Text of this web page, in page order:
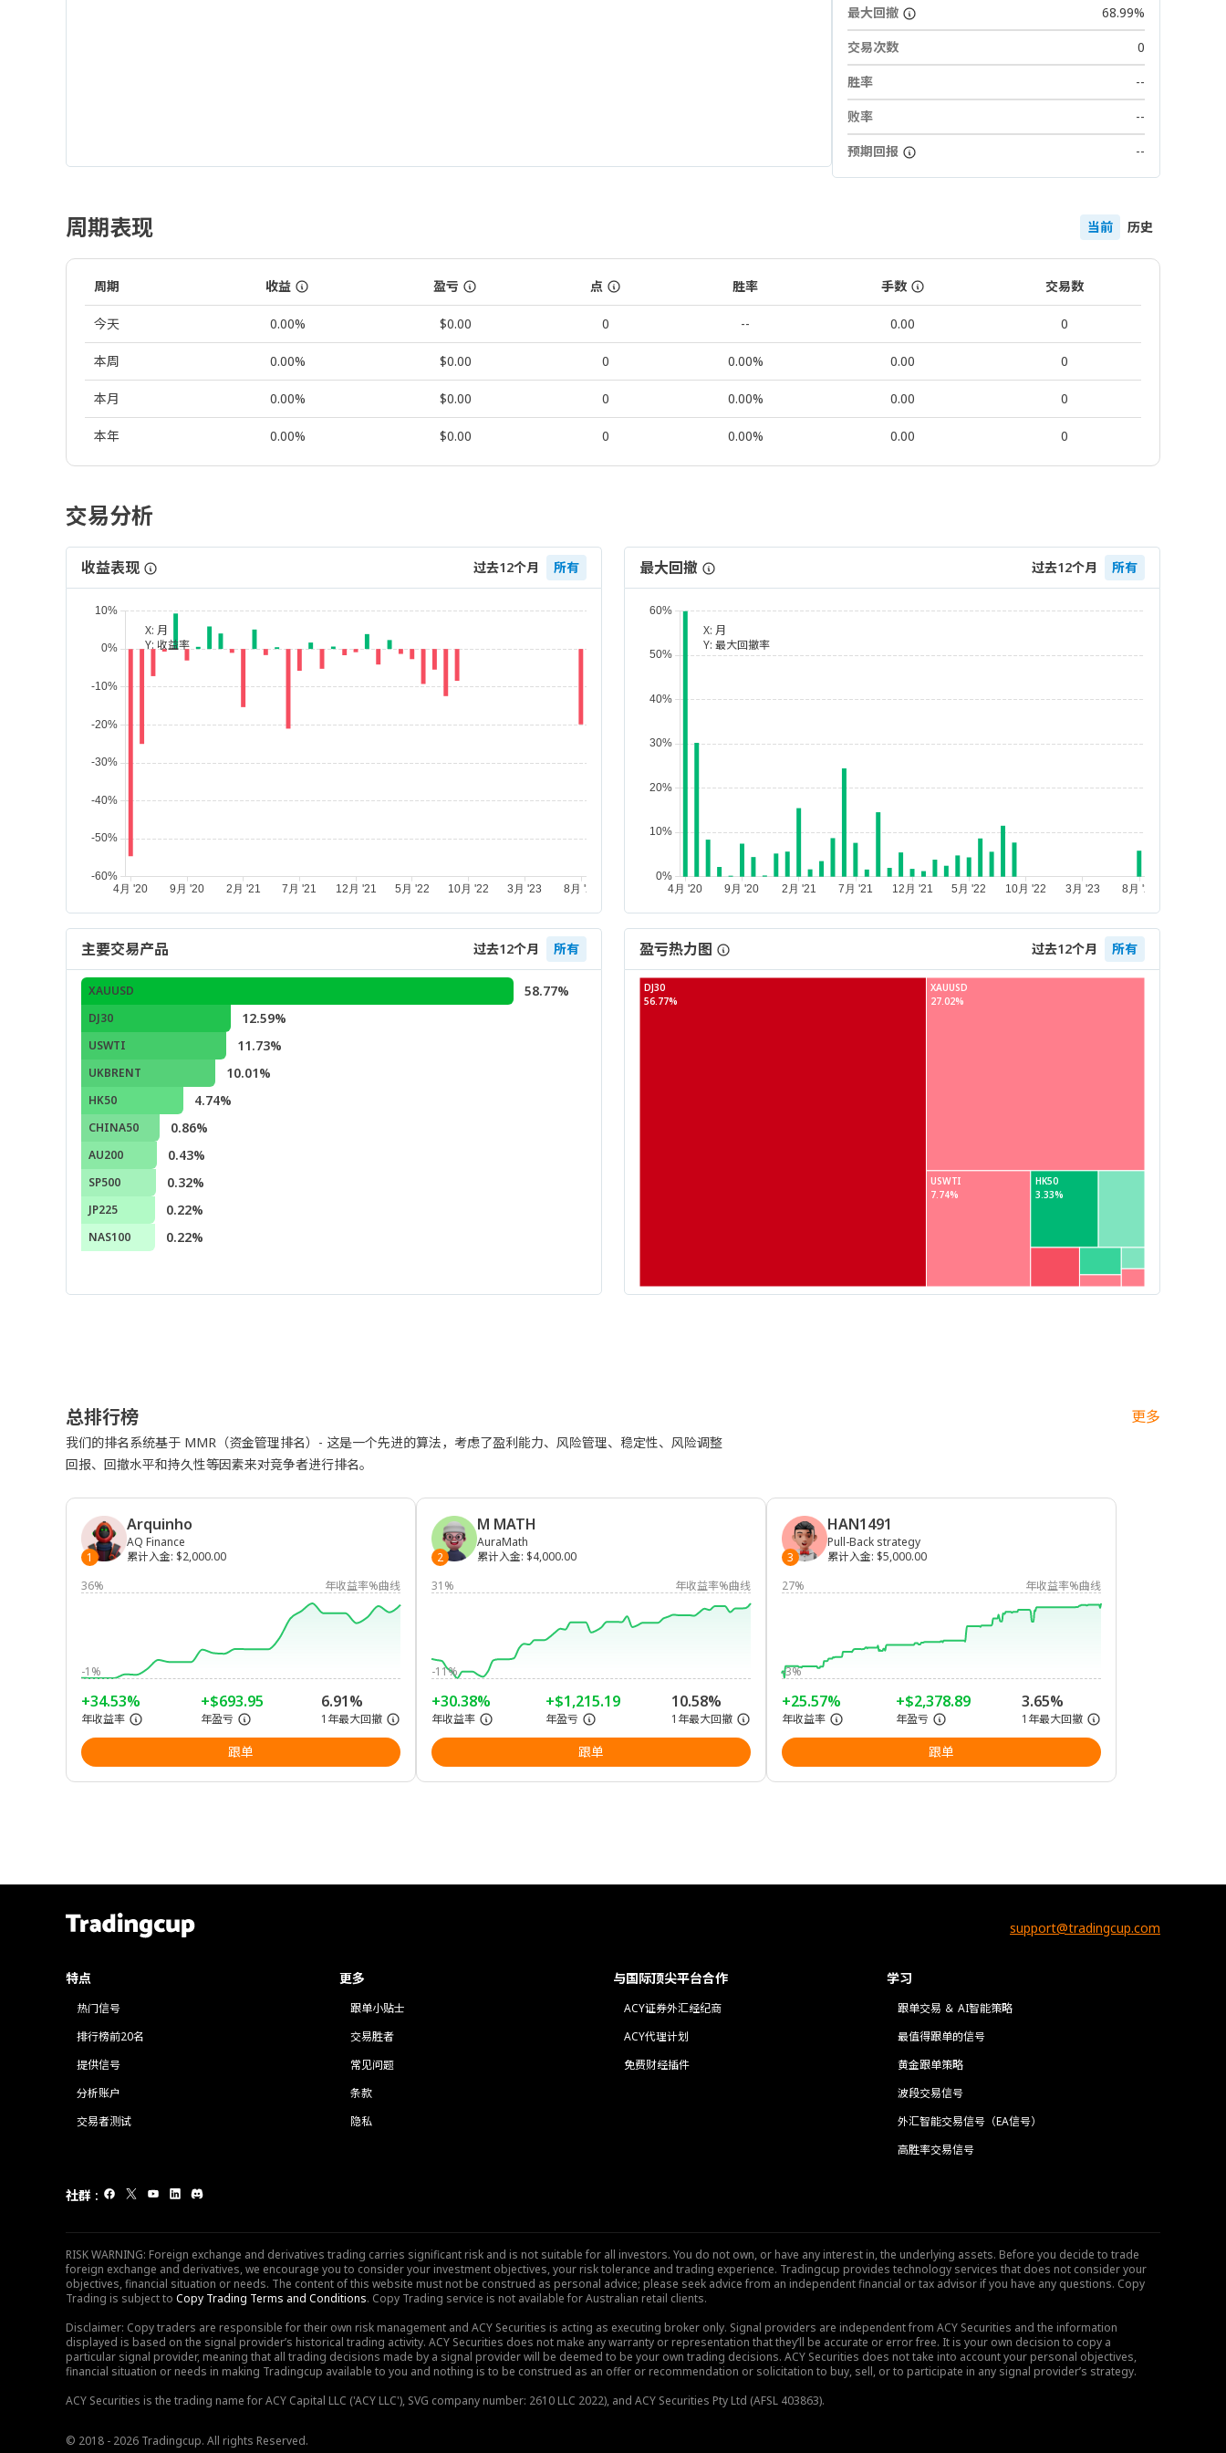
最大回撤
68.99%
交易次数
0
胜率
--
败率
--
预期回报
--
周期表现 当前 历史
周期 收益 盈亏 点 胜率 手数 交易数
今天 0.00% $0.00 0 -- 0.00 0
本周 0.00% $0.00 0 0.00% 0.00 0
本月 0.00% $0.00 0 0.00% 0.00 0
本年 0.00% $0.00 0 0.00% 0.00 0
交易分析
收益表现 过去12个月 所有
X: 月
Y: 收益率
最大回撤 过去12个月 所有
X: 月
Y: 最大回撤率
主要交易产品 过去12个月 所有
XAUUSD 58.77%
DJ30 12.59%
USWTI 11.73%
UKBRENT 10.01%
HK50 4.74%
CHINA50 0.86%
AU200 0.43%
SP500 0.32%
JP225 0.22%
NAS100 0.22%
盈亏热力图 过去12个月 所有
DJ30 XAUUSD
USWTI HK50
56.77% 27.02%
7.74% 3.33%
总排行榜 更多
我们的排名系统基于 MMR（资金管理排名）- 这是一个先进的算法，考虑了盈利能力、风险管理、稳定性、风险调整
回报、回撤水平和持久性等因素来对竞争者进行排名。
1
Arquinho
AQ Finance
累计入金: $2,000.00
36%
年收益率%曲线
-1%
+34.53%
年收益率
+$693.95
年盈亏
6.91%
1年最大回撤
跟单
2
M MATH
AuraMath
累计入金: $4,000.00
31%
年收益率%曲线
-11%
+30.38%
年收益率
+$1,215.19
年盈亏
10.58%
1年最大回撤
跟单
3
HAN1491
Pull-Back strategy
累计入金: $5,000.00
27%
年收益率%曲线
-3%
+25.57%
年收益率
+$2,378.89
年盈亏
3.65%
1年最大回撤
跟单
support@tradingcup.com
特点
热门信号
排行榜前20名
提供信号
分析账户
交易者测试
更多
跟单小贴士
交易胜者
常见问题
条款
隐私
与国际顶尖平台合作
ACY证券外汇经纪商
ACY代理计划
免费财经插件
学习
跟单交易 ＆ AI智能策略
最值得跟单的信号
黄金跟单策略
波段交易信号
外汇智能交易信号（EA信号）
高胜率交易信号
社群 :
RISK WARNING: Foreign exchange and derivatives trading carries significant risk and is not suitable for all investors. You do not own, or have any interest in, the underlying assets. Before you decide to trade
foreign exchange and derivatives, we encourage you to consider your investment objectives, your risk tolerance and trading experience. Tradingcup provides technology services that does not consider your
objectives, financial situation or needs. The content of this website must not be construed as personal advice; please seek advice from an independent financial or tax advisor if you have any questions. Copy
Trading is subject to Copy Trading Terms and Conditions. Copy Trading service is not available for Australian retail clients.
Disclaimer: Copy traders are responsible for their own risk management and ACY Securities is acting as executing broker only. Signal providers are independent from ACY Securities and the information
displayed is based on the signal provider’s historical trading activity. ACY Securities does not make any warranty or representation that they’ll be accurate or error free. It is your own decision to copy a
particular signal provider, meaning that all trading decisions made by a signal provider will be deemed to be your own trading decisions. ACY Securities does not take into account your personal objectives,
financial situation or needs in making Tradingcup available to you and nothing is to be construed as an offer or recommendation or solicitation to buy, sell, or to participate in any signal provider’s strategy.
ACY Securities is the trading name for ACY Capital LLC ('ACY LLC'), SVG company number: 2610 LLC 2022), and ACY Securities Pty Ltd (AFSL 403863).
© 2018 - 2026 Tradingcup. All rights Reserved.